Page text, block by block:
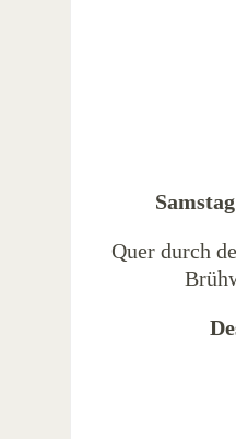
Samstag
Quer durch